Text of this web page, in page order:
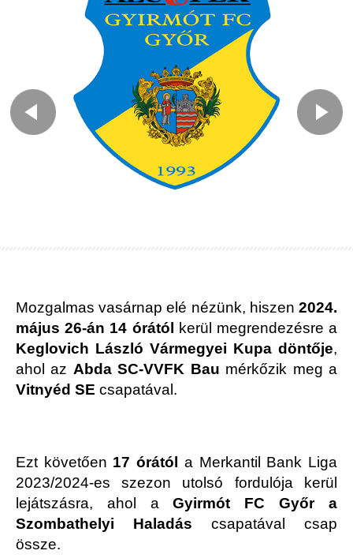
Mozgalmas vasárnap elé nézünk, hiszen 2024.
május 26-án 14 órától
kerül megrendezésre a
Keglovich László Vármegyei Kupa döntője,
ahol az Abda SC-VVFK Bau mérkőzik meg a
Vitnyéd SE csapatával.
Ezt követően 17 órától
a Merkantil Bank Liga
2023/2024-es szezon utolsó fordulója kerül
lejátszásra, ahol aGyirmót FC Győr a
Szombathelyi Haladás csapatával csap
össze.